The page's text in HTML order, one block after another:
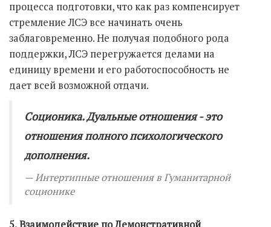
процесса подготовки, что как раз компенсирует
стремление ЛСЭ все начинать очень
заблаговременно. Не получая подобного рода
поддержки, ЛСЭ перегружается делами на
единицу времени и его работоспособность не
дает всей возможной отдачи.
Соционика. Дуальные отношения - это
отношения полного психологического
дополнения.
Интертипные отношения в Гуманитарной
соционике